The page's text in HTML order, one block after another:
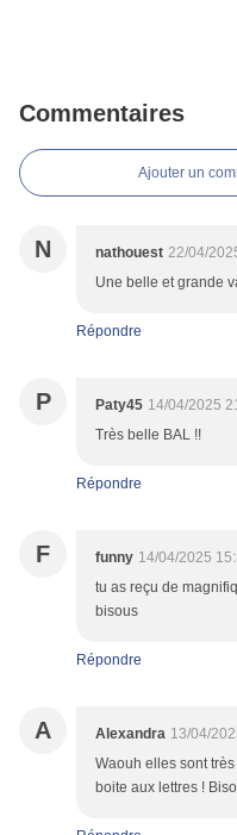
Commentaires
Ajouter un
N nathouest 22/04/
Une belle et grande
Répondre
P Paty45 14/04/2025
Très belle BAL !!
Répondre
F funny 14/04/2025
tu as reçu de
bisous
Répondre
A Alexandra 13/04/
Waouh elles sont
boite aux lettres !